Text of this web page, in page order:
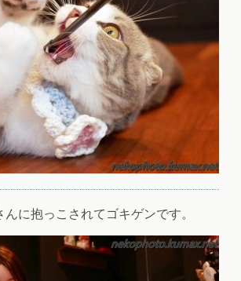
に抱っこされてゴキゲンです。